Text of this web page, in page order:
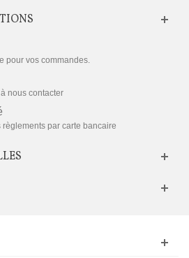
pour vos commandes.
nous contacter
par carte bancaire